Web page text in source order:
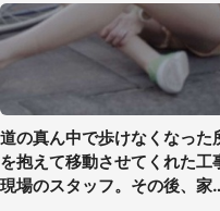
道の真ん中で歩けなくなった
を抱えて移動させてくれた工
現場のスタッフ。その後、家